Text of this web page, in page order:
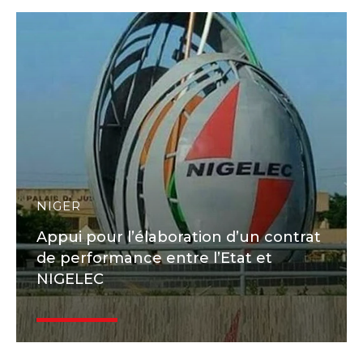
NIGER
Appui pour l’élaboration d’un contrat
de performance entre l’Etat et
NIGELEC